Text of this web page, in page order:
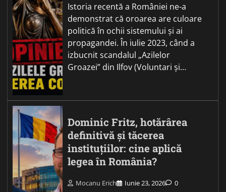
Istoria recentă a României ne-a
demonstrat că oroarea are culoare
politică în ochii sistemului și ai
propagandei. În iulie 2023, când a
izbucnit scandalul „Azilelor
Groazei” din Ilfov (Voluntari și…
Dominic Fritz, hotărârea
definitivă și tăcerea
instituțiilor: cine aplică
legea în România?
Mocanu Erich Iunie 23, 2026 0